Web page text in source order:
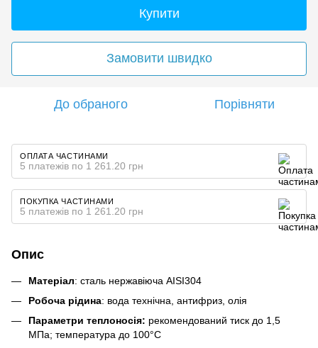
Купити
Замовити швидко
До обраного Порівняти
ОПЛАТА ЧАСТИНАМИ
5 платежів по 1 261.20 грн
ПОКУПКА ЧАСТИНАМИ
5 платежів по 1 261.20 грн
Опис
Матеріал: сталь нержавіюча AISI304
Робоча рідина: вода технічна, антифриз, олія
Параметри теплоносія: рекомендований тиск до 1,5
МПа; температура до 100°С